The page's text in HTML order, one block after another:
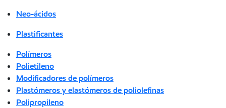
Neo-ácidos
Plastificantes
Polímeros
Polietileno
Modificadores de polímeros
Plastómeros y elastómeros de poliolefinas
Polipropileno